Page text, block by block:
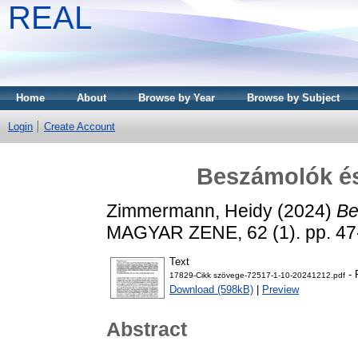
REAL
Home About Browse by Year Browse by Subject
Login Create Account
Beszámolók
Zimmermann, Heidy (2024)
MAGYAR ZENE, 62 (1). pp.
Text
17829-Cikk szövege-72517-1-10-20241212.pdf -
Download (598kB)
Preview
Abstract